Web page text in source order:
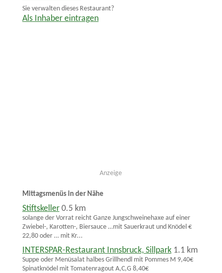
Sie verwalten dieses Restaurant?
Als Inhaber eintragen
Anzeige
Mittagsmenüs in der Nähe
Stiftskeller 0.5 km
solange der Vorrat reicht Ganze Jungschweinehaxe auf einer
Zwiebel-, Karotten-, Biersauce …mit Sauerkraut und Knödel €
22,80 oder … mit Kr...
INTERSPAR-Restaurant Innsbruck, Sillpark 1.1 km
Suppe oder Menüsalat halbes Grillhendl mit Pommes M 9,40€
Spinatknödel mit Tomatenragout A,C,G 8,40€